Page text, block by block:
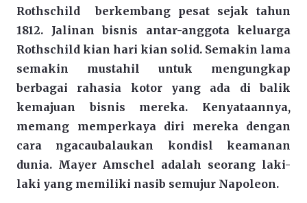
Rothschild berkembang pesat sejak tahun
1812. Jalinan bisnis antar-anggota keluarga
Rothschild kian hari kian solid. Semakin lama
semakin mustahil untuk mengungkap
berbagai rahasia kotor yang ada di balik
kemajuan bisnis mereka. Kenyataannya,
memang memperkaya diri mereka dengan
cara ngacaubalaukan kondisl keamanan
dunia. Mayer Amschel adalah seorang laki-
laki yang memiliki nasib semujur Napoleon.